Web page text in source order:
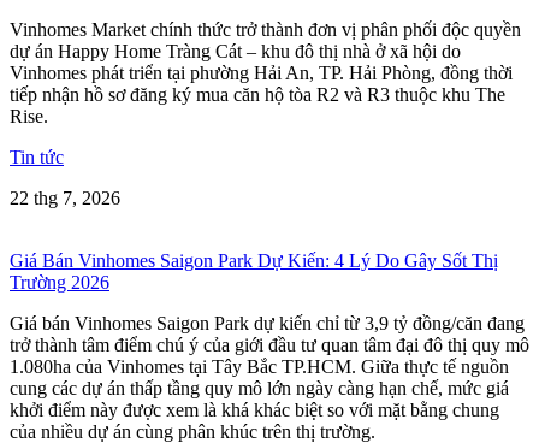
Vinhomes Market chính thức trở thành đơn vị phân phối độc quyền
dự án Happy Home Tràng Cát – khu đô thị nhà ở xã hội do
Vinhomes phát triển tại phường Hải An, TP. Hải Phòng, đồng thời
tiếp nhận hồ sơ đăng ký mua căn hộ tòa R2 và R3 thuộc khu The
Rise.
Tin tức
22 thg 7, 2026
Giá Bán Vinhomes Saigon Park Dự Kiến: 4 Lý Do Gây Sốt Thị
Trường 2026
Giá bán Vinhomes Saigon Park dự kiến chỉ từ 3,9 tỷ đồng/căn đang
trở thành tâm điểm chú ý của giới đầu tư quan tâm đại đô thị quy mô
1.080ha của Vinhomes tại Tây Bắc TP.HCM. Giữa thực tế nguồn
cung các dự án thấp tầng quy mô lớn ngày càng hạn chế, mức giá
khởi điểm này được xem là khá khác biệt so với mặt bằng chung
của nhiều dự án cùng phân khúc trên thị trường.